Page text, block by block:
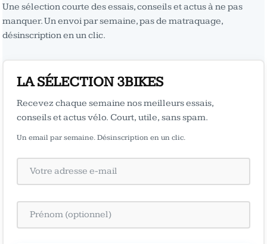
Une sélection courte des essais, conseils et actus à ne pas
manquer. Un envoi par semaine, pas de matraquage,
désinscription en un clic.
LA SÉLECTION 3BIKES
Recevez chaque semaine nos meilleurs essais,
conseils et actus vélo. Court, utile, sans spam.
Un email par semaine. Désinscription en un clic.